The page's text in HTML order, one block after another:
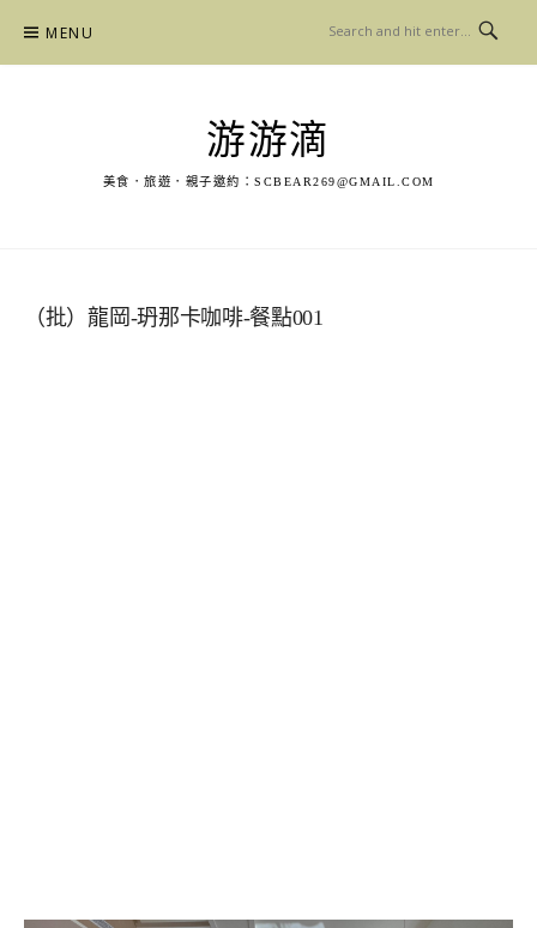
content
MENU
游游滴
美食．旅遊．親子邀約： SCBEAR269@GMAIL.COM
（批）龍岡-玬那卡咖啡-餐點001